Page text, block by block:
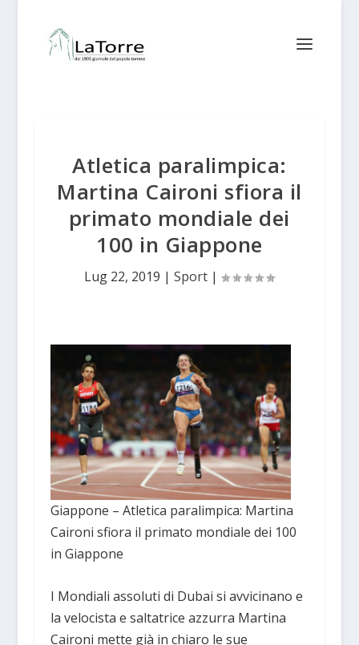
Atletica paralimpica:
Martina Caironi sfiora il
primato mondiale dei
100 in Giappone
Lug 22, 2019 |Sport |
Giappone – Atletica paralimpica: Martina
Caironi sfiora il primato mondiale dei 100
in Giappone
I Mondiali assoluti di Dubai si avvicinano e
la velocista e saltatrice azzurra Martina
Caironi mette già in chiaro le sue